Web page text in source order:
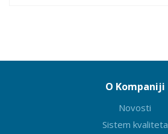
O Kompaniji
Novosti
Sistem kvaliteta